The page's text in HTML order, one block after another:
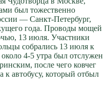
был тожественно
— Санкт-Петербург,
года. Проводы мощей
13 июля. Участники
собрались 13 июля к
4-5 утра был отслужен
после чего ковчег
к автобусу, который отбыл